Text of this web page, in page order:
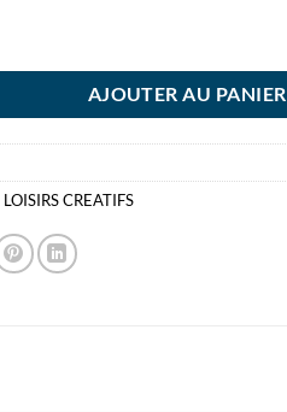
AJOUTER AU PANIER
LOISIRS CREATIFS